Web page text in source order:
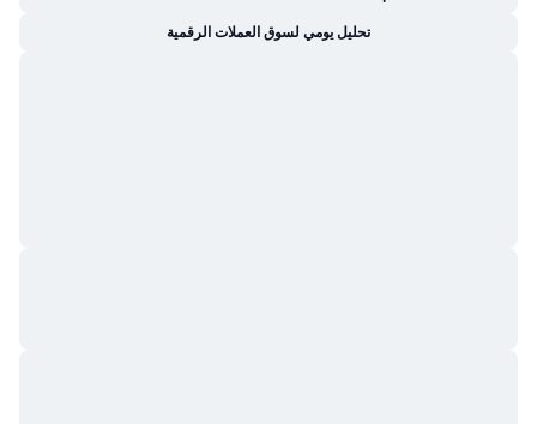
تحليل يومي لسوق العملات الرقمية